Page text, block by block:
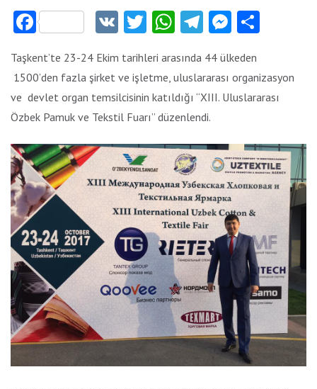
FacebookVK Twitter
WhatsApp
Telegram
Taşkent’te 23-24 Ekim tarihleri arasında 44 ülkeden
1500’den fazla şirket ve işletme, uluslararası organizasyon
ve devlet organ temsilcisinin katıldığı “XIII. Uluslararası
Özbek Pamuk ve Tekstil Fuarı” düzenlendi.